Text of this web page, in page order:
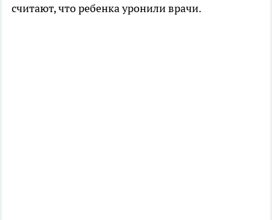
считают, что ребенка уронили врачи.